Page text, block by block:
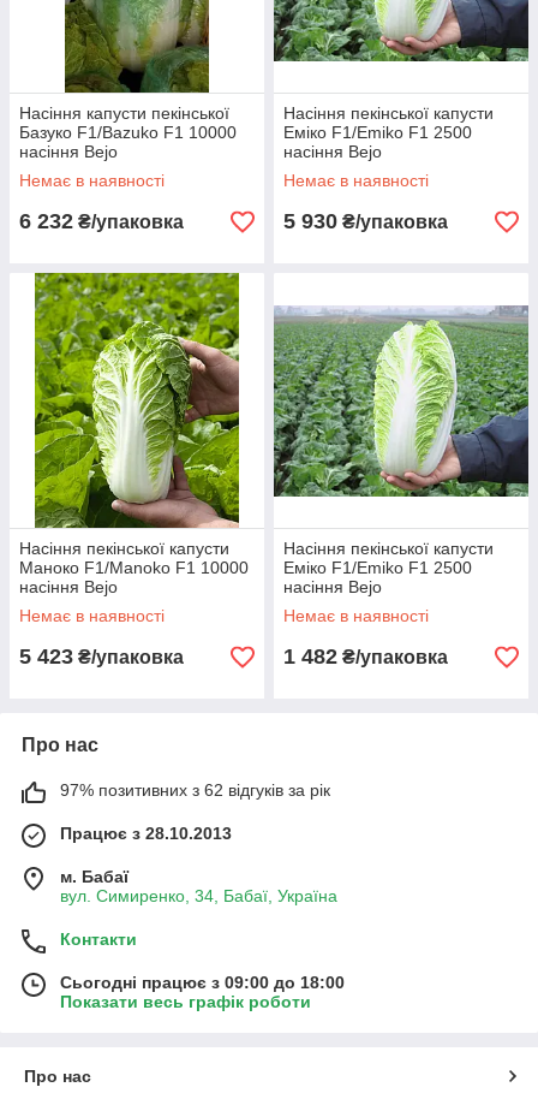
Насіння капусти пекінської
Базуко F1/Bazuko F1 10000
насіння Bejo
Немає в наявності
6 232 ₴/упаковка
Насіння пекінської капусти
Еміко F1/Emiko F1 2500
насіння Bejo
Немає в наявності
5 930 ₴/упаковка
Насіння пекінської капусти
Маноко F1/Manoko F1 10000
насіння Bejo
Немає в наявності
5 423 ₴/упаковка
Насіння пекінської капусти
Еміко F1/Emiko F1 2500
насіння Bejo
Немає в наявності
1 482 ₴/упаковка
Про нас
97% позитивних з 62 відгуків за рік
Працює з 28.10.2013
м. Бабаї
вул. Симиренко, 34, Бабаї, Україна
Контакти
Сьогодні працює з 09:00 до 18:00
Показати весь графік роботи
Про нас